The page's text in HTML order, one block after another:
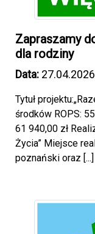
Zapraszamy
dla rodziny
Data: 27.04.2026
Tytuł
środków ROPS:
61 940,00 zł
Życia” Miejsce
poznański oraz [...]